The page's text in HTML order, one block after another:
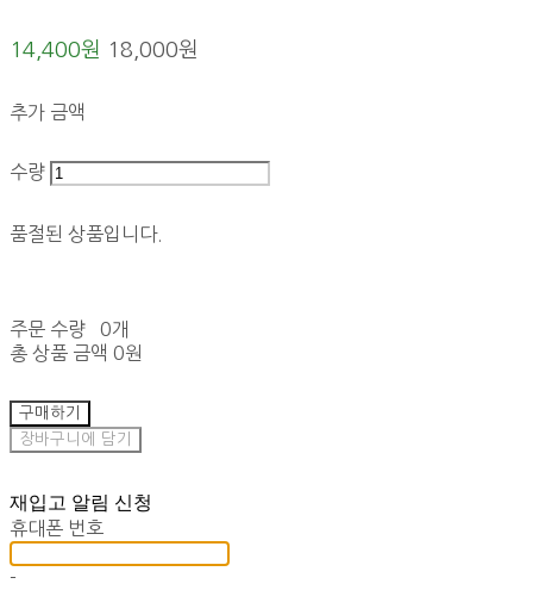
14,400원 18,000원
추가 금액
수량
품절된 상품입니다.
주문 수량
0개
총 상품 금액 0원
구매하기
장바구니에 담기
재입고 알림 신청
휴대폰 번호
-